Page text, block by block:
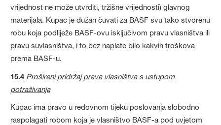
vrijednost ne može utvrditi, tržišne vrijednosti) glavnog
materijala. Kupac je dužan čuvati za BASF svu tako stvorenu
robu koja podliježe BASF-ovu isključivom pravu vlasništva ili
pravu suvlasništva, i to bez naplate bilo kakvih troškova
prema BASF-u.
15.4 Prošireni pridržaj prava vlasništva s ustupom
potraživanja
Kupac ima pravo u redovnom tijeku poslovanja slobodno
raspolagati robom koja je vlasništvo BASF-a pod uvjetom